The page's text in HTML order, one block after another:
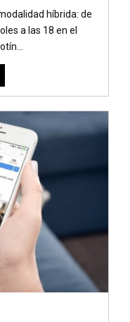
híbrida: de
a las 18 en el